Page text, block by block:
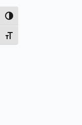
מתג